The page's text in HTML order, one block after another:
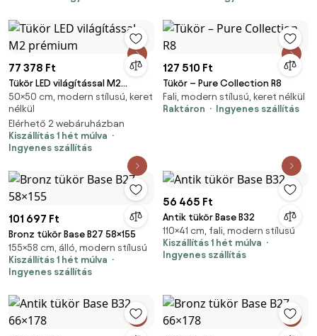
77 378 Ft
Tükör LED világítással M2
prémium
50×50 cm, modern stílusú, keret
nélkül
Elérhető 2 webáruházban
Kiszállítás 1 hét múlva
Ingyenes szállítás
127 510 Ft
Tükör – Pure Collection R8
Fali, modern stílusú, keret nélkül
Raktáron
Ingyenes szállítás
101 697 Ft
Bronz tükör Base B27 58×155
155×58 cm, álló, modern stílusú
Kiszállítás 1 hét múlva
Ingyenes szállítás
56 465 Ft
Antik tükör Base B32
110×41 cm, fali, modern stílusú
Kiszállítás 1 hét múlva
Ingyenes szállítás